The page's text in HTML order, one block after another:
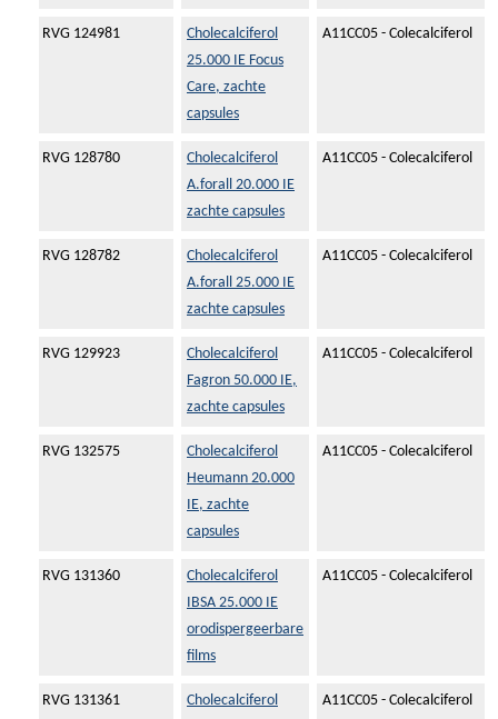
RVG 124981
Cholecalciferol
25.000 IE Focus
Care, zachte
capsules
A11CC05 - Colecalciferol
RVG 128780
Cholecalciferol
A.forall 20.000 IE
zachte capsules
A11CC05 - Colecalciferol
RVG 128782
Cholecalciferol
A.forall 25.000 IE
zachte capsules
A11CC05 - Colecalciferol
RVG 129923
Cholecalciferol
Fagron 50.000 IE,
zachte capsules
A11CC05 - Colecalciferol
RVG 132575
Cholecalciferol
Heumann 20.000
IE, zachte
capsules
A11CC05 - Colecalciferol
RVG 131360
Cholecalciferol
IBSA 25.000 IE
orodispergeerbare
films
A11CC05 - Colecalciferol
RVG 131361
Cholecalciferol
A11CC05 - Colecalciferol